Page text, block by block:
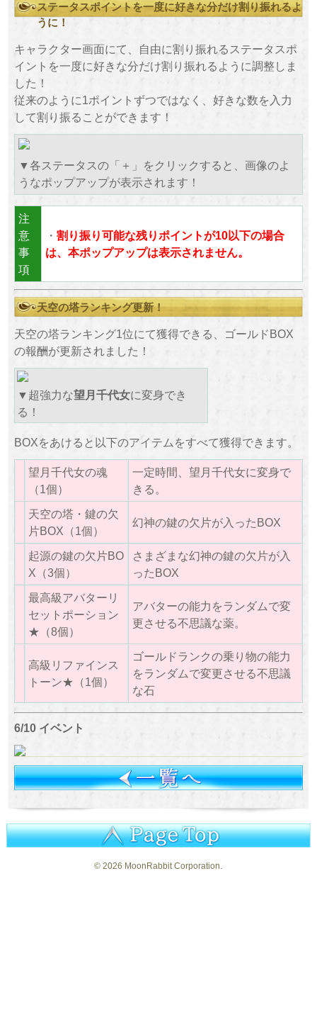
ステータスポイントを一度に好きな分だけ割り振れるよ
うに！
キャラクター画面にて、自由に割り振れるステータスポ
イントを一度に好きな分だけ割り振れるように調整しま
した！
従来のように1ポイントずつではなく、好きな数を入力
して割り振ることができます！
▼各ステータスの「＋」をクリックすると、画像のよ
うなポップアップが表示されます！
注
意
事
項
・ 割り振り可能な残りポイントが10以下の場合
は、本ポップアップは表示されません。
天空の塔ランキング更新！
天空の塔ランキング1位にて獲得できる、ゴールドBOX
の報酬が更新されました！
▼超強力な望月千代女に変身でき
る！
BOXをあけると以下のアイテムをすべて獲得できます。
望月千代女の魂
（1個）
一定時間、望月千代女に変身で
きる。
天空の塔・鍵の欠
片BOX（1個）
幻神の鍵の欠片が入ったBOX
起源の鍵の欠片BO
X（3個）
さまざまな幻神の鍵の欠片が入
ったBOX
最高級アバターリ
セットポーション
★（8個）
アバターの能力をランダムで変
更させる不思議な薬。
高級リファインス
トーン★（1個）
ゴールドランクの乗り物の能力
をランダムで変更させる不思議
な石
6/10 イベント
©2026 MoonRabbit Corporation.